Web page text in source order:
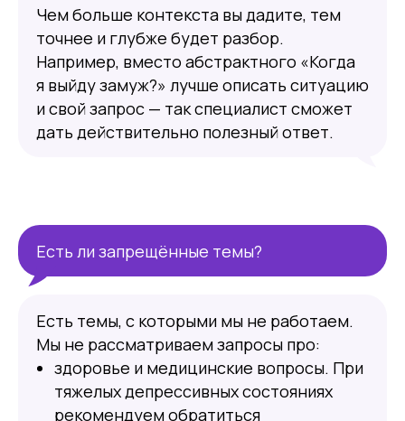
Чем больше контекста вы дадите, тем
точнее и глубже будет разбор.
Например, вместо абстрактного «Когда
я выйду замуж?» лучше описать ситуацию
и свой запрос — так специалист сможет
дать действительно полезный ответ.
Есть ли запрещённые темы?
Есть темы, с которыми мы не работаем.
Мы не рассматриваем запросы про:
здоровье и медицинские вопросы. При
тяжелых депрессивных состояниях
рекомендуем обратиться
Сонник
Фэншуй
Тело
Еда
Талисманы
Мистические места
Магия предков
Мы в соцсетях:
Техническая поддержка:
Вопросы и ответы
Все права защищены.
Пользовательское соглашение
Политика обработки персональных данных